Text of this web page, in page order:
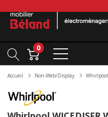
0
Accueil Non-Web/Display Whirlpool